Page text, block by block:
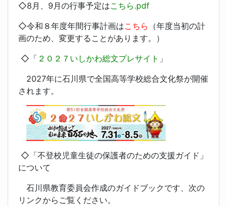
◇8月、9月の行事予定はこちら.pdf
◇令和８年度年間行事計画はこちら （年度当初の計
画のため、変更することがあります。）
◇「 ２０２７いしかわ総文プレサイト 」
2027年に石川県で全国高等学校総合文化祭が開催
されます。
◇「不登校児童生徒の保護者のための支援ガイド」
について
石川県教育委員会作成のガイドブックです、次の
リンクからご覧ください。